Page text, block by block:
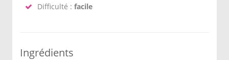
Difficulté : facile
Ingrédients